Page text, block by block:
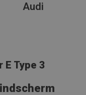
Audi
E Type 3